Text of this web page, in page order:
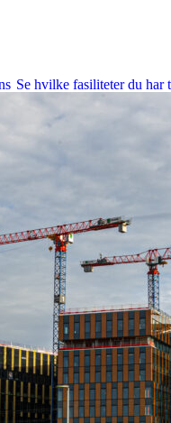
Se hvilke fasiliteter du har
kreative